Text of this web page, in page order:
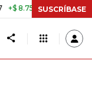
+2,19% TASA DE
SUSCRÍBASE